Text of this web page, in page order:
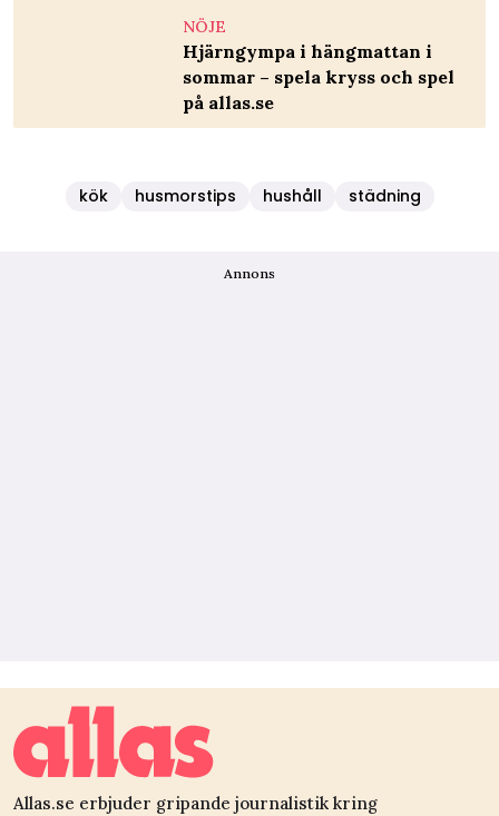
NÖJE
Hjärngympa i hängmattan i
sommar – spela kryss och spel
på allas.se
kök husmorstips hushåll städning
Annons
Allas.se erbjuder gripande journalistik kring